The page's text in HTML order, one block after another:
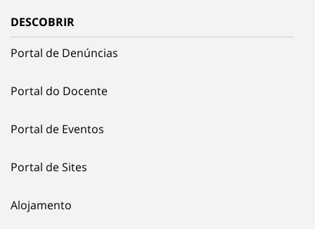
DESCOBRIR
Portal de Denúncias
Portal do Docente
Portal de Eventos
Portal de Sites
Alojamento